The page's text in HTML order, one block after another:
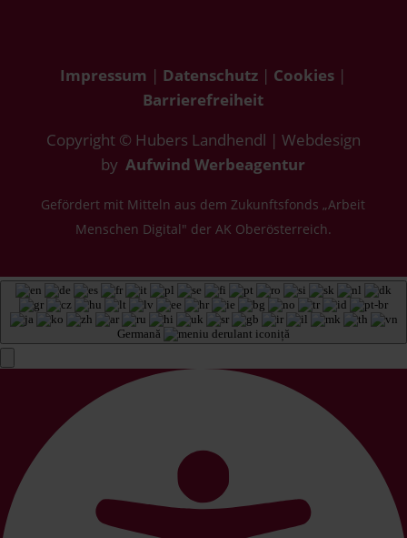
Impressum | Datenschutz | Cookies |
Barrierefreiheit
Copyright © Hubers Landhendl | Webdesign
byAufwind Werbeagentur
Gefördert mit Mitteln aus dem Zukunftsfonds „Arbeit
Menschen Digital" der AK Oberösterreich.
Germană